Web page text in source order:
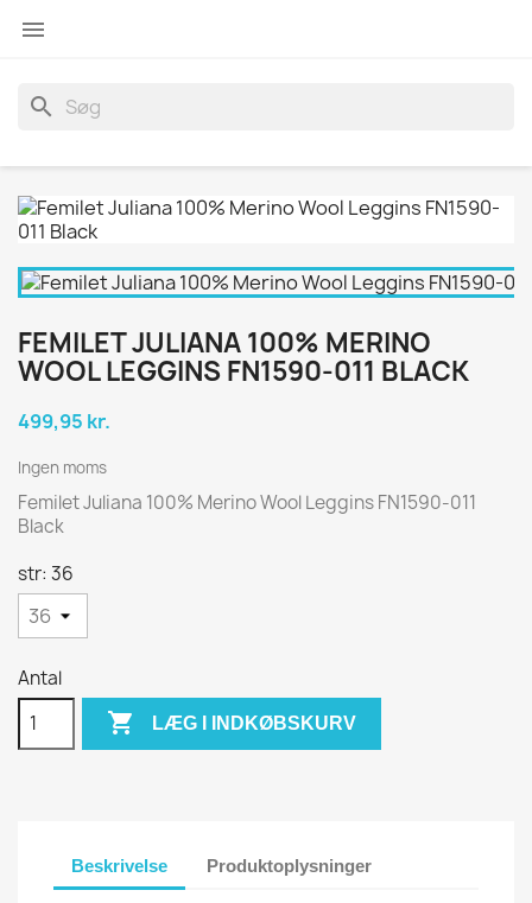

search
FEMILET JULIANA 100% MERINO
WOOL LEGGINS FN1590-011 BLACK
499,95 kr.
Ingen moms
Femilet Juliana 100% Merino Wool Leggins FN1590-011
Black
str: 36
Antal
 LÆG I INDKØBSKURV
Beskrivelse Produktoplysninger